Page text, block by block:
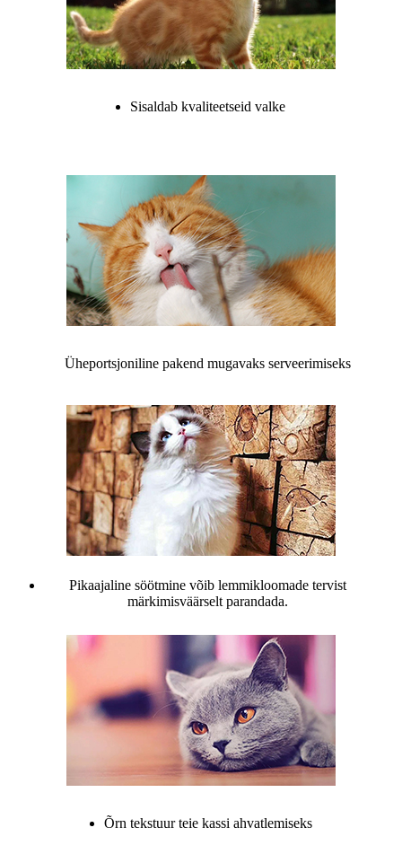
Sisaldab kvaliteetseid valke
Üheportsjoniline pakend mugavaks serveerimiseks
Pikaajaline söötmine võib lemmikloomade tervist
märkimisväärselt parandada.
Õrn tekstuur teie kassi ahvatlemiseks